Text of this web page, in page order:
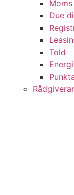
Moms
Due
Told